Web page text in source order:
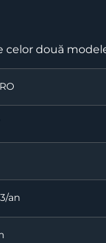
celor două
an